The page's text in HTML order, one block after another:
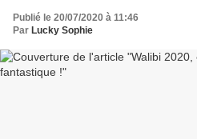
Publié le 20/07/2020 à 11:46
Par Lucky Sophie